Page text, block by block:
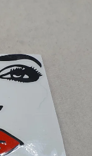
،از این محصول راضی بودن